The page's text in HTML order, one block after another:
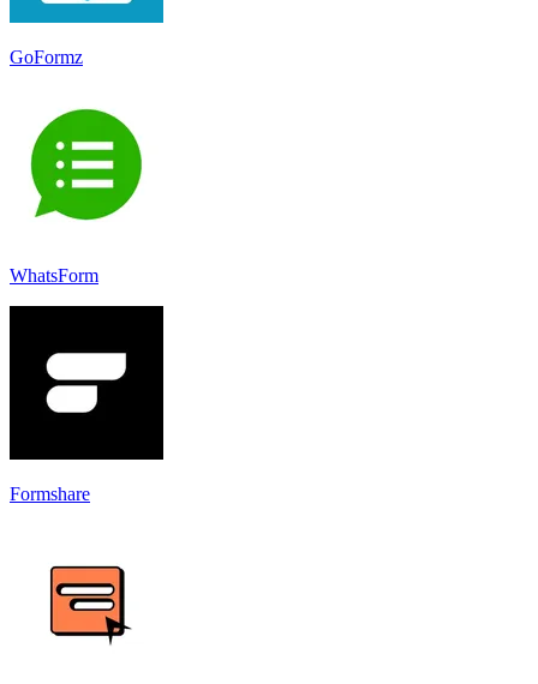
GoFormz
WhatsForm
Formshare